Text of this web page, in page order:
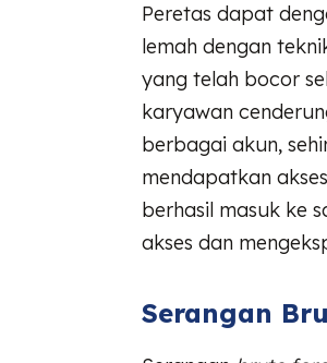
Peretas dapat
lemah dengan
yang telah bocor
karyawan
berbagai akun,
mendapatkan
berhasil masuk ke
akses dan
Serangan